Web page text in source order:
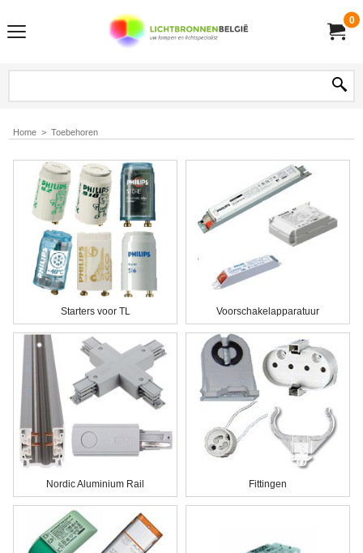
0
Home > Toebehoren
Starters voor TL Voorschakelapparatuur
Nordic Aluminium Rail Fittingen